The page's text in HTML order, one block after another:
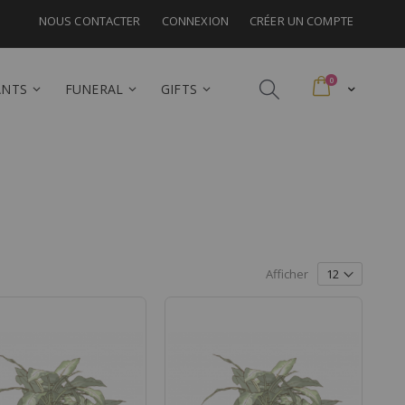
NOUS CONTACTER CONNEXION CRÉER UN COMPTE
0articles
FUNERAL GIFTS
Afficher